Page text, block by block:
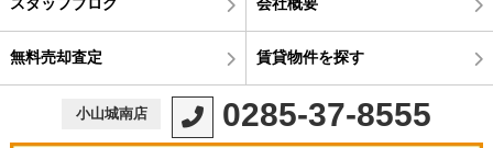
スタッフブログ 会社概要
無料売却査定 賃貸物件を探す
小山城南店 0285-37-8555